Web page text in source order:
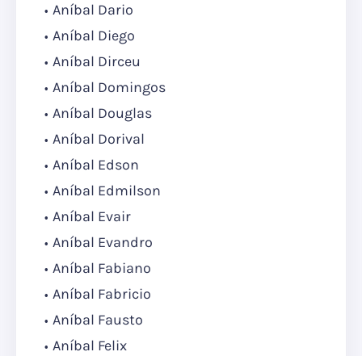
Aníbal Dario
Aníbal Diego
Aníbal Dirceu
Aníbal Domingos
Aníbal Douglas
Aníbal Dorival
Aníbal Edson
Aníbal Edmilson
Aníbal Evair
Aníbal Evandro
Aníbal Fabiano
Aníbal Fabricio
Aníbal Fausto
Aníbal Felix